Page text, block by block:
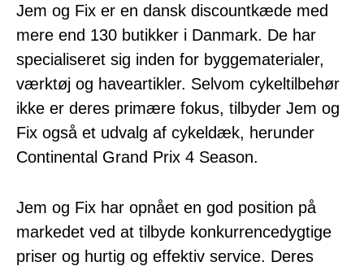
Jem og Fix er en dansk discountkæde med
mere end 130 butikker i Danmark. De har
specialiseret sig inden for byggematerialer,
værktøj og haveartikler. Selvom cykeltilbehør
ikke er deres primære fokus, tilbyder Jem og
Fix også et udvalg af cykeldæk, herunder
Continental Grand Prix 4 Season.
Jem og Fix har opnået en god position på
markedet ved at tilbyde konkurrencedygtige
priser og hurtig og effektiv service. Deres